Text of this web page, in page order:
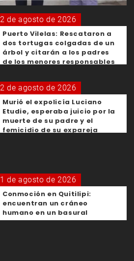
2 de agosto de 2026
Puerto Vilelas: Rescataron a
dos tortugas colgadas de un
árbol y citarán a los padres
de los menores responsables
2 de agosto de 2026
Murió el expolicía Luciano
Etudie, esperaba juicio por la
muerte de su padre y el
femicidio de su expareja
1 de agosto de 2026
Conmoción en Quitilipi:
encuentran un cráneo
humano en un basural